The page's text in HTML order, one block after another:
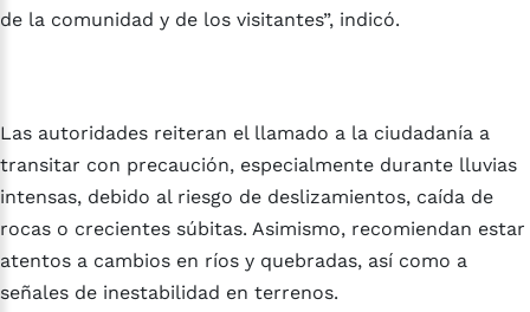
de la comunidad y de los visitantes”, indicó.
Las autoridades reiteran el llamado a la ciudadanía a
transitar con precaución, especialmente durante lluvias
intensas, debido al riesgo de deslizamientos, caída de
rocas o crecientes súbitas. Asimismo, recomiendan estar
atentos a cambios en ríos y quebradas, así como a
señales de inestabilidad en terrenos.